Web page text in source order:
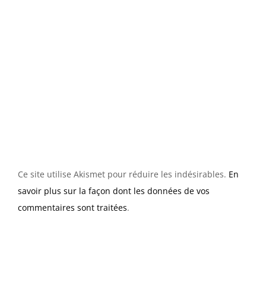
Ce site utilise Akismet pour réduire les indésirables. En
savoir plus sur la façon dont les données de vos
commentaires sont traitées.